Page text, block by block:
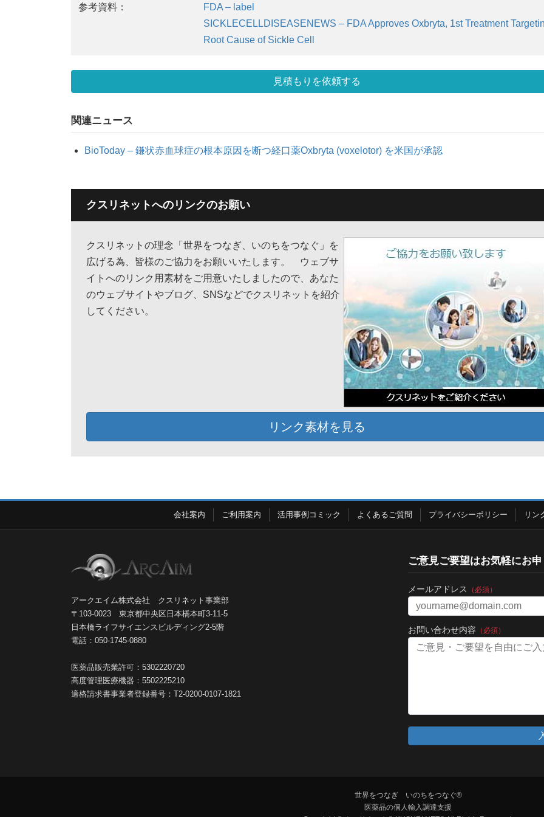
参考資料：
FDA – label
SICKLECELLDISEASENEWS – FDA Approves Oxbryta, 1st Treatment
Root Cause of Sickle Cell
見積もりを依頼する
関連ニュース
BioToday – 鎌状赤血球症の根本原因を断つ経口薬Oxbryta (voxelotor) を米国が承認
クスリネットへのリンクのお願い
クスリネットの理念「世界をつなぎ、いのちをつなぐ」を
広げる為、皆様のご協力をお願いいたします。 ウェブサ
イトへのリンク用素材をご用意いたしましたので、あなた
のウェブサイトやブログ、SNSなどでクスリネットを紹介
してください。
リンク素材を見る
会社案内 ご利用案内 活用事例コミック よくあるご質問 プライバシーポリシー リン
アークエイム株式会社 クスリネット事業部
〒103-0023 東京都中央区日本橋本町3-11-5
日本橋ライフサイエンスビルディング2-5階
電話：050-1745-0880
医薬品販売業許可：5302220720
高度管理医療機器：5502225210
適格請求書事業者登録番号：T2-0200-0107-1821
ご意見ご要望はお気軽にお
メールアドレス （必須）
お問い合わせ内容 （必須）
世界をつなぎ いのちをつなぐ®
医薬品の個人輸入調達支援